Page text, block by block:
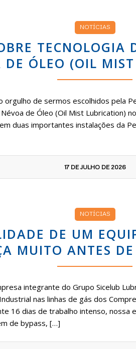
NOTÍCIAS
TECNOLOGIA
DE ÓLEO (OIL
orgulho de sermos escolhidos pela
de Óleo (Oil Mist Lubrication)
duas importantes instalações da
17 DE JULHO DE 2026
NOTÍCIAS
DE UM
MUITO ANTES
integrante do Grupo Sicelub
nas linhas de gás dos
16 dias de trabalho intenso,
de bypass, […]